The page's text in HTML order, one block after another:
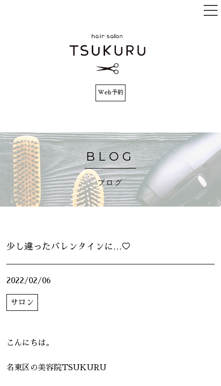
Web予約
サロンインフォ
メニュー
スタッフ
Q&A
プロダクト
ニュース
ブログ
BLOG
ブログ
少し違ったバレンタインに…♡
2022/02/06
サロン
こんにちは。
名東区の美容院TSUKURU